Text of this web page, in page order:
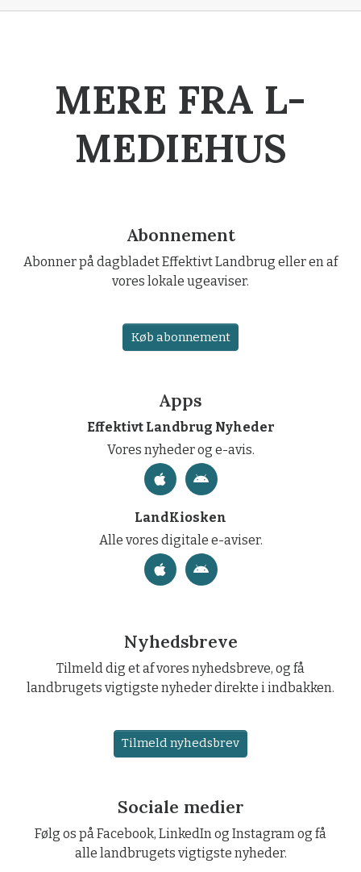
MERE FRA L-
MEDIEHUS
Abonnement
Abonner på dagbladet Effektivt Landbrug eller en af
vores lokale ugeaviser.
Køb abonnement
Apps
Effektivt Landbrug Nyheder
Vores nyheder og e-avis.
LandKiosken
Alle vores digitale e-aviser.
Nyhedsbreve
Tilmeld dig et af vores nyhedsbreve, og få
landbrugets vigtigste nyheder direkte i indbakken.
Tilmeld nyhedsbrev
Sociale medier
Følg os på Facebook, LinkedIn og Instagram og få
alle landbrugets vigtigste nyheder.